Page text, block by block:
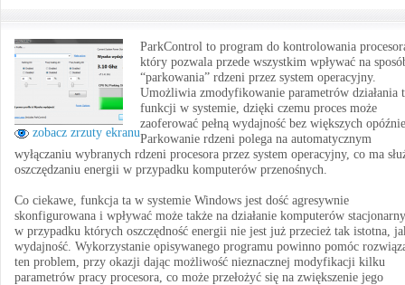
zobacz zrzuty ekranu
ParkControl to program do kontrolowania
który pozwala przede wszystkim wpływać na
“parkowania” rdzeni przez system operacyjny.
Umożliwia zmodyfikowanie parametrów działania
funkcji w systemie, dzięki czemu proces może
zaoferować pełną wydajność bez większych
Parkowanie rdzeni polega na automatycznym
wyłączaniu wybranych rdzeni procesora przez system operacyjny, co ma
oszczędzaniu energii w przypadku komputerów przenośnych.
Co ciekawe, funkcja ta w systemie Windows jest dość agresywnie
skonfigurowana i wpływać może także na działanie komputerów
w przypadku których oszczędność energii nie jest już przecież tak istotna,
wydajność. Wykorzystanie opisywanego programu powinno pomóc
ten problem, przy okazji dając możliwość nieznacznej modyfikacji kilku
parametrów pracy procesora, co może przełożyć się na zwiększenie jego